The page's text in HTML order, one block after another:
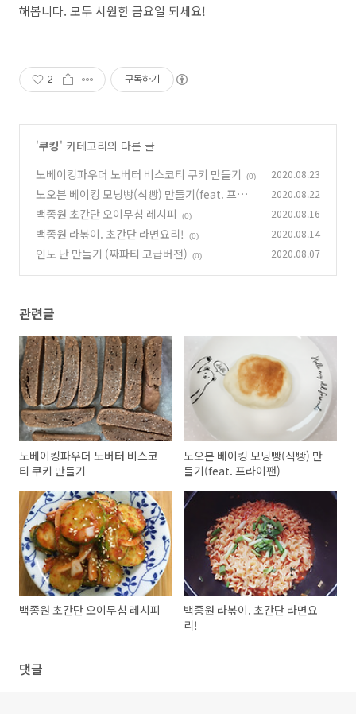
해봅니다. 모두 시원한 금요일 되세요!
2 구독하기
'쿠킹' 카테고리의 다른 글
노베이킹파우더 노버터 비스코티 쿠키 만들기
(0) 2020.08.23
노오븐 베이킹 모닝빵(식빵) 만들기(feat. 프라
이팬) (0)
2020.08.22
백종원 초간단 오이무침 레시피 (0) 2020.08.16
백종원 라볶이. 초간단 라면요리! (0) 2020.08.14
인도 난 만들기 (짜파티 고급버전) (0) 2020.08.07
관련글
노베이킹파우더 노버터 비스코
티 쿠키 만들기
노오븐 베이킹 모닝빵(식빵) 만
들기(feat. 프라이팬)
백종원 초간단 오이무침 레시피
백종원 라볶이. 초간단 라면요
리!
댓글